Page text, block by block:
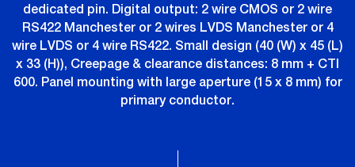
dedicated pin. Digital output: 2 wire CMOS or 2 wire
RS422 Manchester or 2 wires LVDS Manchester or 4
wire LVDS or 4 wire RS422. Small design (40 (W) x 45 (L)
x 33 (H)), Creepage & clearance distances: 8 mm + CTI
600. Panel mounting with large aperture (15 x 8 mm) for
primary conductor.